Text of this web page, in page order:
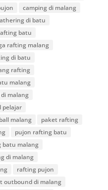
camping di malang
di batu
batu
rafting malang
di batu
rafting
malang
malang
pelajar
malang
paket rafting
pujon rafting batu
batu malang
di malang
rafting pujon
outbound di malang